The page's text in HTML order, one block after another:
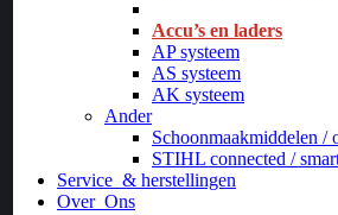
Accu’s en laders
AP systeem
AS systeem
AK systeem
Ander
Schoonmaakmiddelen /
STIHL connected /
Service & herstellingen
Over Ons